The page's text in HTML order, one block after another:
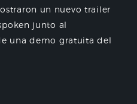
un nuevo trailer
junto al
una demo gratuita del